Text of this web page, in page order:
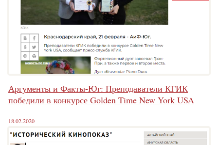
Аргументы и Факты-Юг: Преподаватели КГИК
победили в конкурсе Golden Time New York USA
18.02.2020